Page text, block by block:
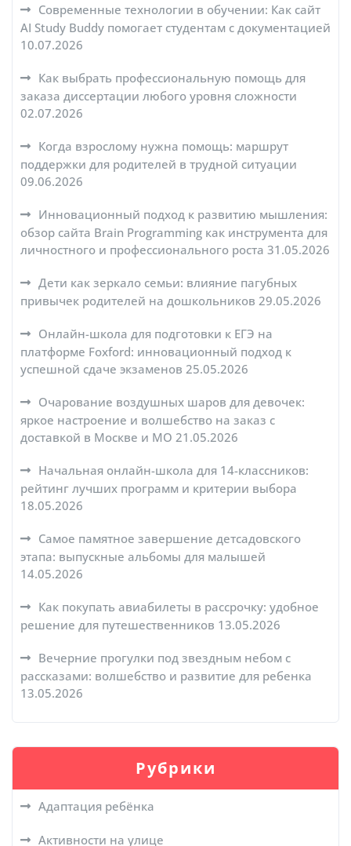
Современные технологии в обучении: Как сайт
AI Study Buddy помогает студентам с документацией
10.07.2026
Как выбрать профессиональную помощь для
заказа диссертации любого уровня сложности
02.07.2026
Когда взрослому нужна помощь: маршрут
поддержки для родителей в трудной ситуации
09.06.2026
Инновационный подход к развитию мышления:
обзор сайта Brain Programming как инструмента для
личностного и профессионального роста 31.05.2026
Дети как зеркало семьи: влияние пагубных
привычек родителей на дошкольников 29.05.2026
Онлайн-школа для подготовки к ЕГЭ на
платформе Foxford: инновационный подход к
успешной сдаче экзаменов 25.05.2026
Очарование воздушных шаров для девочек:
яркое настроение и волшебство на заказ с
доставкой в Москве и МО 21.05.2026
Начальная онлайн-школа для 14-классников:
рейтинг лучших программ и критерии выбора
18.05.2026
Самое памятное завершение детсадовского
этапа: выпускные альбомы для малышей
14.05.2026
Как покупать авиабилеты в рассрочку: удобное
решение для путешественников 13.05.2026
Вечерние прогулки под звездным небом с
рассказами: волшебство и развитие для ребенка
13.05.2026
Рубрики
Адаптация ребёнка
Активности на улице